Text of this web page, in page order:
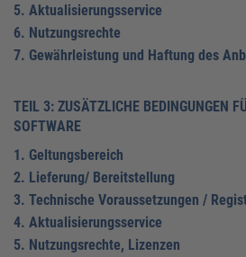
5. Aktualisierungsservice
6. Nutzungsrechte
7. Gewährleistung und Haftung des
TEIL 3: ZUSÄTZLICHE BEDINGUNGEN
SOFTWARE
1. Geltungsbereich
2. Lieferung/ Bereitstellung
3. Technische Voraussetzungen /
4. Aktualisierungsservice
5. Nutzungsrechte, Lizenzen